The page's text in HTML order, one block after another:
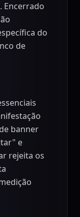
Encerrado
do
de
banner
e
rejeita os